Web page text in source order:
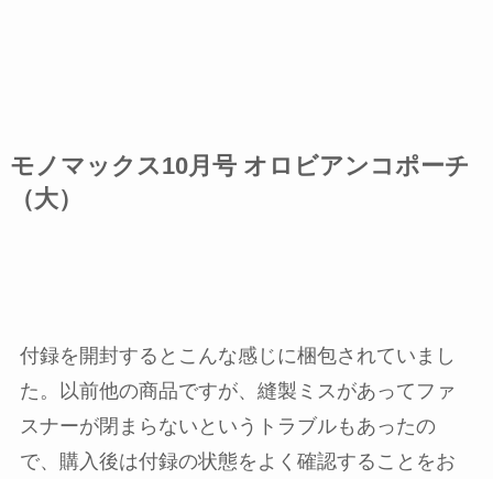
モノマックス10月号 オロビアンコポーチ
（大）
付録を開封するとこんな感じに梱包されていまし
た。以前他の商品ですが、縫製ミスがあってファ
スナーが閉まらないというトラブルもあったの
で、購入後は付録の状態をよく確認することをお